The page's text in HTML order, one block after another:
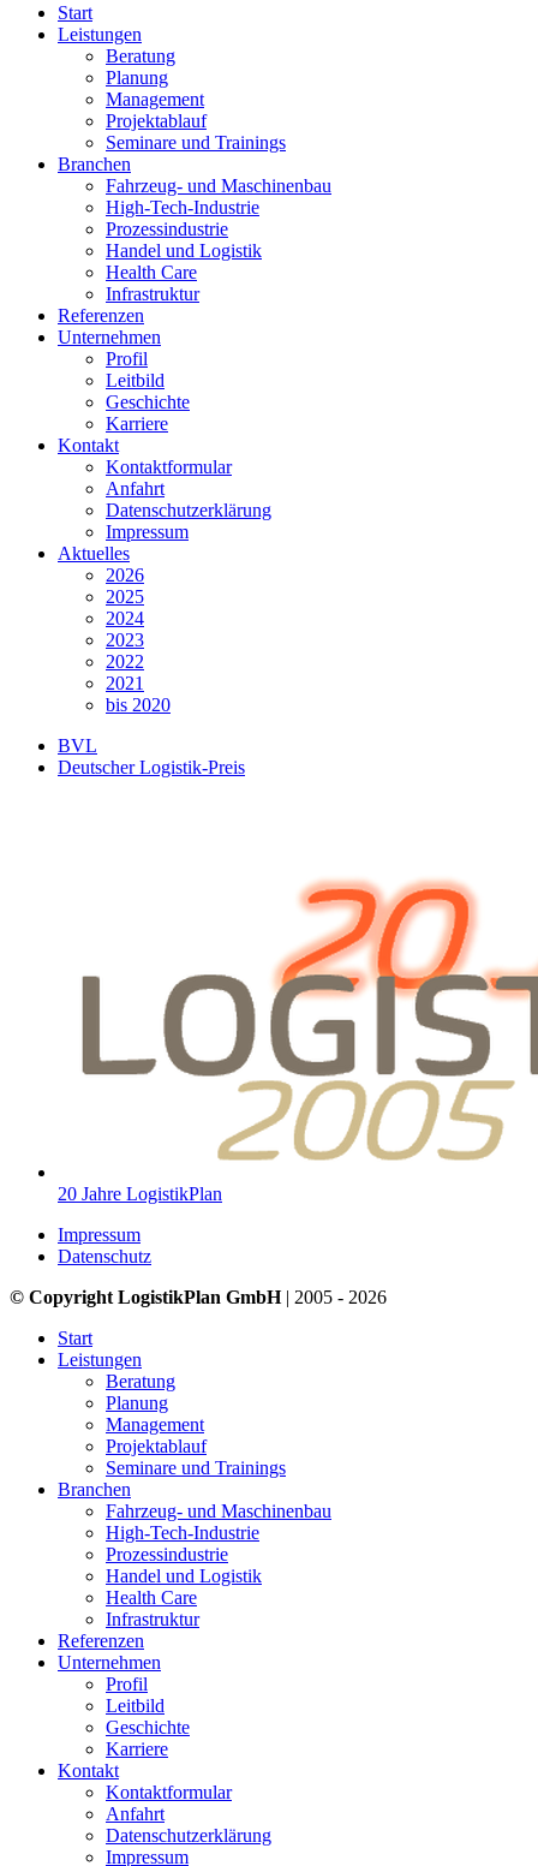
Start
Leistungen
Beratung
Planung
Management
Projektablauf
Seminare und Trainings
Branchen
Fahrzeug- und Maschinenbau
High-Tech-Industrie
Prozessindustrie
Handel und Logistik
Health Care
Infrastruktur
Referenzen
Unternehmen
Profil
Leitbild
Geschichte
Karriere
Kontakt
Kontaktformular
Anfahrt
Datenschutzerklärung
Impressum
Aktuelles
2026
2025
2024
2023
2022
2021
bis 2020
BVL
Deutscher Logistik-Preis
20 Jahre LogistikPlan
Impressum
Datenschutz
© Copyright LogistikPlan GmbH| 2005 - 2026
Start
Leistungen
Beratung
Planung
Management
Projektablauf
Seminare und Trainings
Branchen
Fahrzeug- und Maschinenbau
High-Tech-Industrie
Prozessindustrie
Handel und Logistik
Health Care
Infrastruktur
Referenzen
Unternehmen
Profil
Leitbild
Geschichte
Karriere
Kontakt
Kontaktformular
Anfahrt
Datenschutzerklärung
Impressum